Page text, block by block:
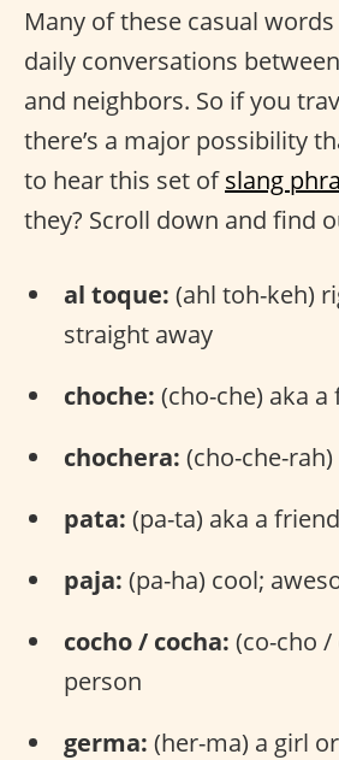
Many of these casual
daily conversations
and neighbors. So if you
there’s a major possibility
to hear this set ofslang
they? Scroll down and find
al toque: (ahl toh-keh)
straight away
choche: (cho-che) aka a
chochera: (cho-che-
pata: (pa-ta) aka a friend
paja: (pa-ha) cool;
cocho / cocha: (co-cho /
person
germa: (her-ma) a girl